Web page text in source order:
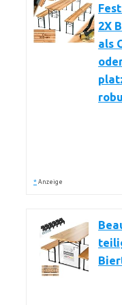
2X
als
* Anzeige